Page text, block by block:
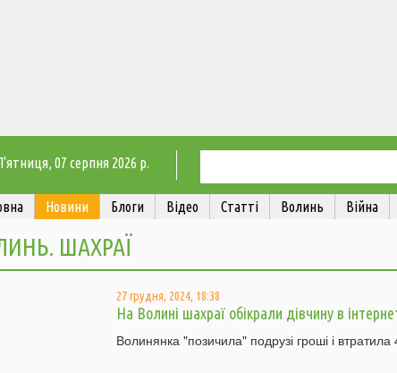
, 07 серпня 2026 р.
Новини Блоги Відео Статті Волинь Війна
ШАХРАЇ
27 грудня, 2024, 18:38
На Волині шахраї обікрали дівчину в
Волинянка "позичила" подрузі гроші і втратила